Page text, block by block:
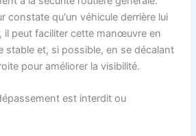
constate qu'un véhicule derrière lui
il peut faciliter cette manœuvre en
stable et, si possible, en se décalant
pour améliorer la visibilité.
est interdit ou